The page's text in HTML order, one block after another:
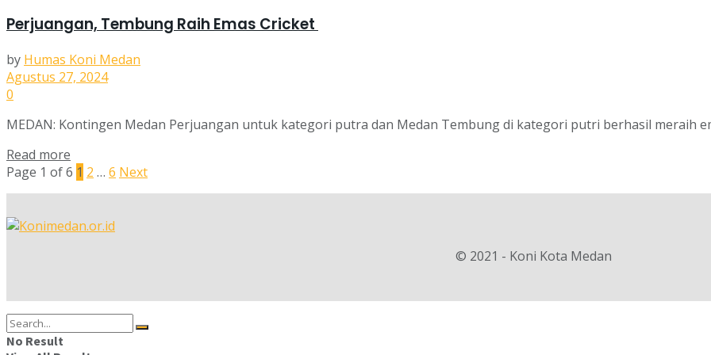
Perjuangan, Tembung Raih Emas Cricket
by Humas Koni Medan
Agustus 27, 2024
0
MEDAN: Kontingen Medan Perjuangan untuk kategori putra dan Medan Tembung di kategori putri berhasil meraih
Read more
Page 1 of 6 1 2 … 6 Next
© 2021 - Koni Kota Medan
No Result